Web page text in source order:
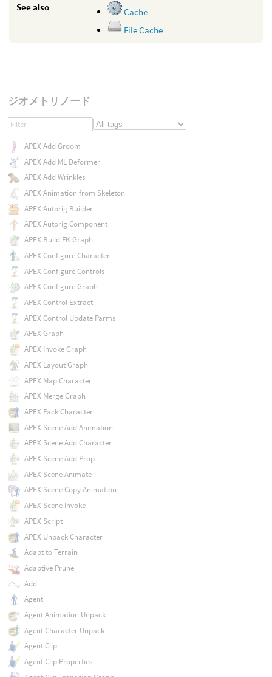
See also
Cache
File Cache
ジオメトリノード
APEX Add Groom
APEX Add ML Deformer
APEX Add Wrinkles
APEX Animation from Skeleton
APEX Autorig Builder
APEX Autorig Component
APEX Build FK Graph
APEX Configure Character
APEX Configure Controls
APEX Configure Graph
APEX Control Extract
APEX Control Update Parms
APEX Graph
APEX Invoke Graph
APEX Layout Graph
APEX Map Character
APEX Merge Graph
APEX Pack Character
APEX Scene Add Animation
APEX Scene Add Character
APEX Scene Add Prop
APEX Scene Animate
APEX Scene Copy Animation
APEX Scene Invoke
APEX Script
APEX Unpack Character
Adapt to Terrain
Adaptive Prune
Add
Agent
Agent Animation Unpack
Agent Character Unpack
Agent Clip
Agent Clip Properties